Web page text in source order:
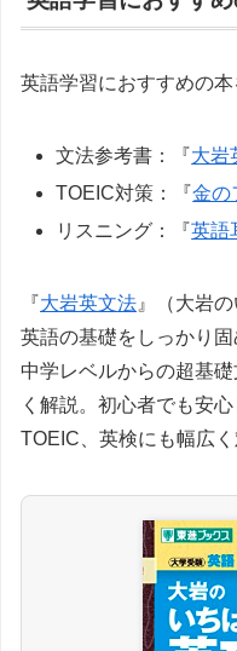
英語学習におすすめの本
文法参考書：『大岩
TOEIC対策：『金の
リスニング：『英語
『大岩英文法 』（大岩
英語の基礎をしっかり固
中学レベルからの超基
く解説。初心者でも安
TOEIC、英検にも幅広く